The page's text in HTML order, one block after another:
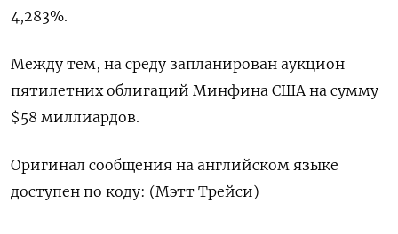
4,283%.
Между тем, на среду запланирован аукцион
пятилетних облигаций Минфина США на сумму
$58 миллиардов.
Оригинал сообщения на английском языке
доступен по коду: (Мэтт Трейси)